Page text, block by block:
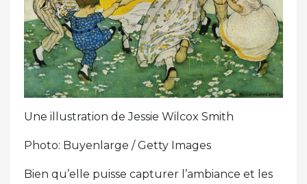
Une illustration de Jessie Wilcox Smith
Photo: Buyenlarge / Getty Images
Bien qu’elle puisse capturer l’ambiance et les